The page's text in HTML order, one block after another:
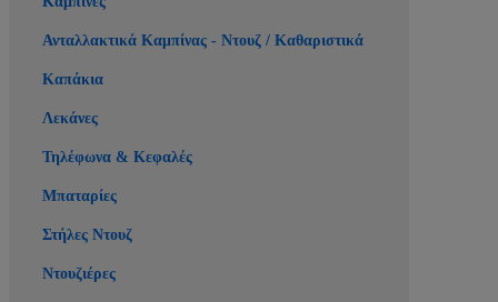
Ανταλλακτικά Καμπίνας - Ντουζ / Καθαριστικά
Καπάκια
Λεκάνες
Τηλέφωνα & Κεφαλές
Μπαταρίες
Στήλες Ντουζ
Ντουζιέρες